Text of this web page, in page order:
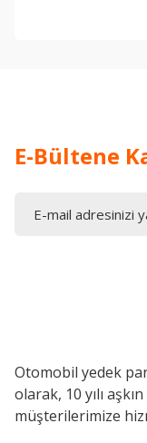
E-Bültene
Otomobil yedek
olarak, 10 yılı
müşterilerimize